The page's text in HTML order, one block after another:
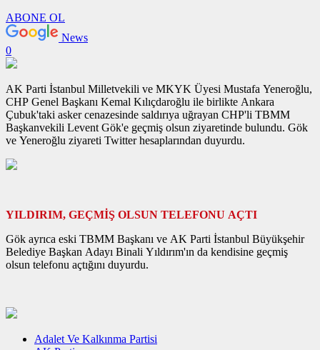
ABONE OL
News
0
AK Parti İstanbul Milletvekili ve MKYK Üyesi Mustafa Yeneroğlu,
CHP Genel Başkanı Kemal Kılıçdaroğlu ile birlikte Ankara
Çubuk'taki asker cenazesinde saldırıya uğrayan CHP'li TBMM
Başkanvekili Levent Gök'e geçmiş olsun ziyaretinde bulundu. Gök
ve Yeneroğlu ziyareti Twitter hesaplarından duyurdu.
YILDIRIM, GEÇMİŞ OLSUN TELEFONU AÇTI
Gök ayrıca eski TBMM Başkanı ve AK Parti İstanbul Büyükşehir
Belediye Başkan Adayı Binali Yıldırım'ın da kendisine geçmiş
olsun telefonu açtığını duyurdu.
Adalet Ve Kalkınma Partisi